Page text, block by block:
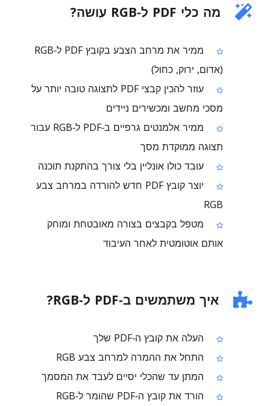
מה כלי PDF ל‑RGB עושה?
ממיר את מרחב הצבע בקובץ PDF ל‑RGB
(אדום, ירוק, כחול)
עוזר להכין קבצי PDF לתצוגה טובה יותר על
מסכי מחשב ומכשירים ניידים
ממיר אלמנטים גרפיים ב‑PDF ל‑RGB עבור
תצוגה ממוקדת מסך
עובד כולו אונליין בלי צורך בהתקנת תוכנה
יוצר קובץ PDF חדש להורדה במרחב צבע
RGB
מטפל בקבצים בצורה מאובטחת ומוחק
אותם אוטומטית לאחר העיבוד
איך משתמשים ב‑PDF ל‑RGB?
העלה את קובץ ה‑PDF שלך
התחל את ההמרה למרחב צבע RGB
המתן עד שהכלי יסיים לעבד את המסמך
הורד את קובץ ה‑PDF שהומר ל‑RGB